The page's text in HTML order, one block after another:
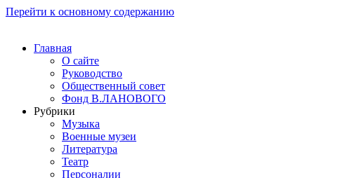
Перейти к основному содержанию
Главная
О сайте
Руководство
Общественный совет
Фонд В.ЛАНОВОГО
Рубрики
Музыка
Военные музеи
Литература
Театр
Персоналии